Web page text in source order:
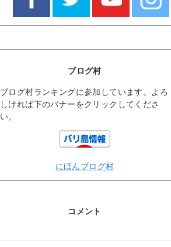
ブログ村
ブログ村ランキングに参加しています。よろ
しければ下のバナーをクリックしてくださ
い。
にほんブログ村
コメント